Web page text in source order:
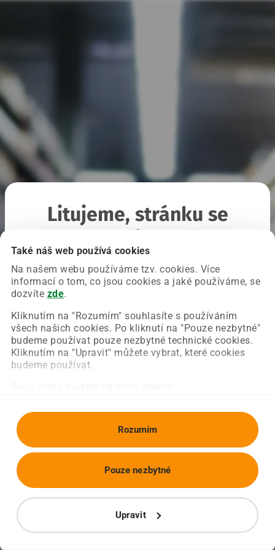
Také náš web používá cookies
Na našem webu používáme tzv. cookies. Více
informací o tom, co jsou cookies a jaké používáme, se
dozvíte zde.
Kliknutím na "Rozumím" souhlasíte s používáním
všech našich cookies. Po kliknutí na "Pouze nezbytné"
budeme používat pouze nezbytné technické cookies.
Kliknutím na "Upravit" můžete vybrat, které cookies
budeme používat.
Rozumím
Upravit
Pouze nezbytné
Litujeme, stránku se
Chyba nastala na naší straně a už ji opravujeme.
Zkuste prosím znovu načíst požadovanou stránku.
Obnovit stránku Úvodní strana